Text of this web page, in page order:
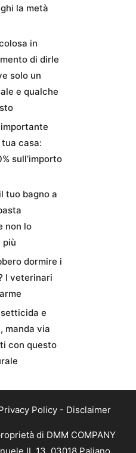
la metà
in
di dirle
solo un
e qualche
casa:
sull’importo
tuo bagno a
non lo
più
dormire i
I veterinari
e
manda via
con questo
Policy - Disclaimer
di DMM COMPANY
II, 13, 03018 Paliano